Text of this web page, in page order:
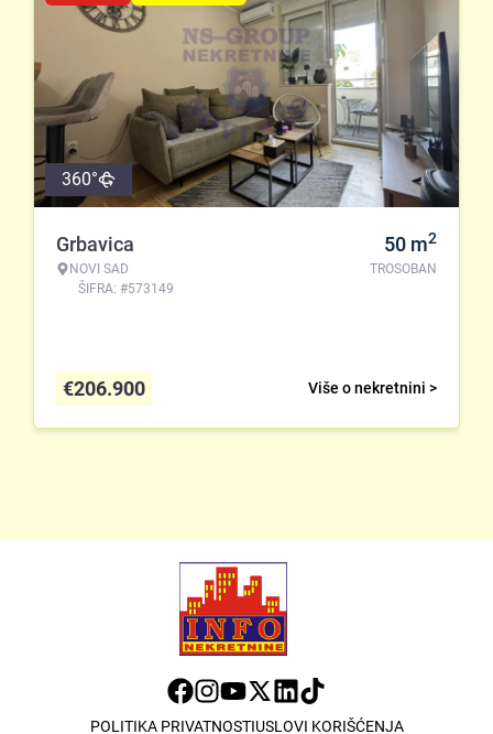
360°
Grbavica
NOVI SAD
ŠIFRA: #573149
50 m2
TROSOBAN
Više o nekretnini >
€206.900
POLITIKA PRIVATNOSTIUSLOVI KORIŠĆENJA